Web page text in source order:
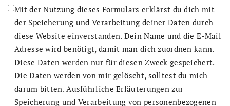
Mit der Nutzung dieses Formulars erklärst du dich mit
der Speicherung und Verarbeitung deiner Daten durch
diese Website einverstanden. Dein Name und die E-Mail
Adresse wird benötigt, damit man dich zuordnen kann.
Diese Daten werden nur für diesen Zweck gespeichert.
Die Daten werden von mir gelöscht, solltest du mich
darum bitten. Ausführliche Erläuterungen zur
Speicherung und Verarbeitung von personenbezogenen